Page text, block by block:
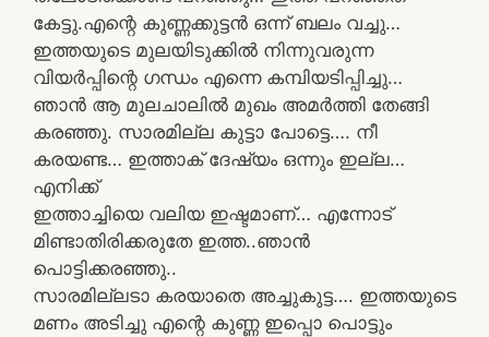
കേട്ടു.എന്റെ കുണ്ണക്കുട്ടൻ ഒന്ന് ബലം വച്ചു…
ഇത്തയുടെ മുലയിടുക്കിൽ നിന്നുവരുന്ന
വിയർപ്പിന്റെ ഗന്ധം എന്നെ കമ്പിയടിപ്പിച്ചു…
ഞാൻ ആ മുലചാലിൽ മുഖം അമർത്തി തേങ്ങി
കരഞ്ഞു. സാരമില്ല കുട്ടാ പോട്ടെ…. നീ
കരയണ്ട… ഇത്താക് ദേഷ്യം ഒന്നും ഇല്ല…
എനിക്ക്
ഇത്താച്ചിയെ വലിയ ഇഷ്ടമാണ്… എന്നോട്
മിണ്ടാതിരിക്കരുതേ ഇത്ത..ഞാൻ
പൊട്ടിക്കരഞ്ഞു..
സാരമില്ലടാ കരയാതെ അച്ചുകുട്ട…. ഇത്തയുടെ
മണം അടിച്ചു എന്റെ കുണ്ണ ഇപ്പൊ പൊട്ടും